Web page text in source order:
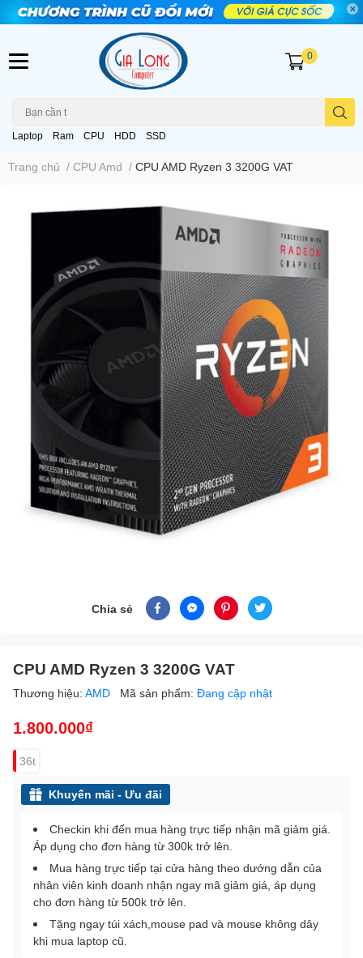
Laptop Ram CPU HDD SSD
0
Trang chủ / CPU Amd / CPU AMD Ryzen 3 3200G VAT
Chia sẻ
CPU AMD Ryzen 3 3200G VAT
Thương hiệu: AMD Mã sản phẩm: Đang cập nhật
1.800.000₫
36t
Khuyến mãi - Ưu đãi
Checkin khi đến mua hàng trực tiếp nhận mã giảm giá.
Áp dụng cho đơn hàng từ 300k trở lên.
Mua hàng trực tiếp tại cửa hàng theo dướng dẫn của
nhân viên kinh doanh nhận ngay mã giảm giá, áp dụng
cho đơn hàng từ 500k trở lên.
Tặng ngay túi xách,mouse pad và mouse không dây
khi mua laptop cũ.